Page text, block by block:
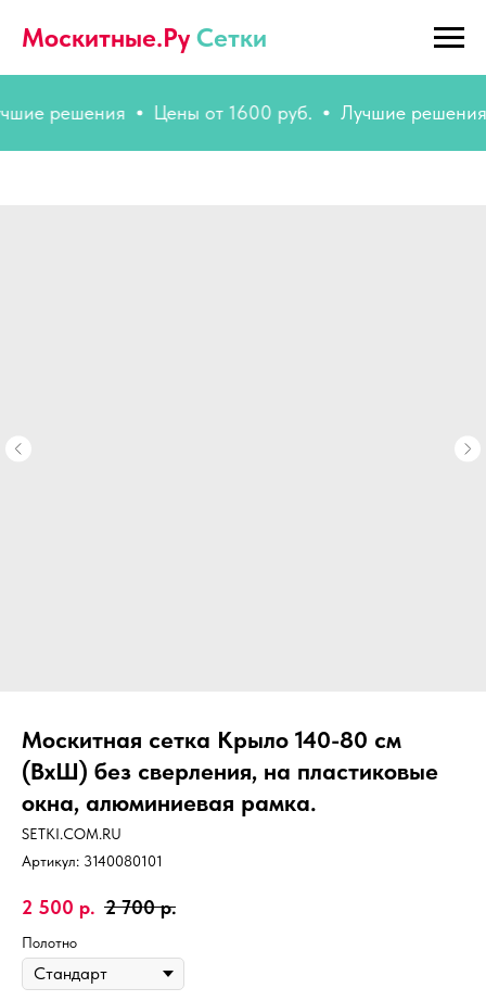
Москитные.Ру Сетки
решения Цены от 1600 руб. Лучшие решения
Москитная сетка Крыло 140-80 см
(ВхШ) без сверления, на пластиковые
окна, алюминиевая рамка.
SETKI.COM.RU
Артикул: 3140080101
2 500 р. 2 700 р.
Полотно